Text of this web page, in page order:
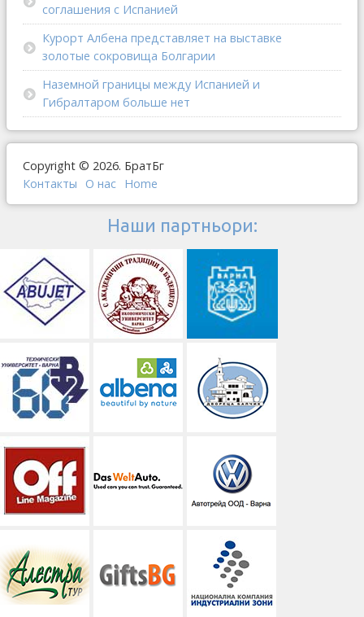
соглашения с Испанией
Курорт Албена представляет на выставке
золотые сокровища Болгарии
Наземной границы между Испанией и
Гибралтаром больше нет
Copyright © 2026. БратБг
Контакты
О наc Home
Наши партньори: